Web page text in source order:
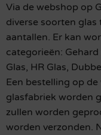
Via de webshop op
diverse soorten
aantallen. Er kan
categorieën: Gehard
Glas, HR Glas,
Een bestelling op
glasfabriek worden
zullen worden
worden verzonden.